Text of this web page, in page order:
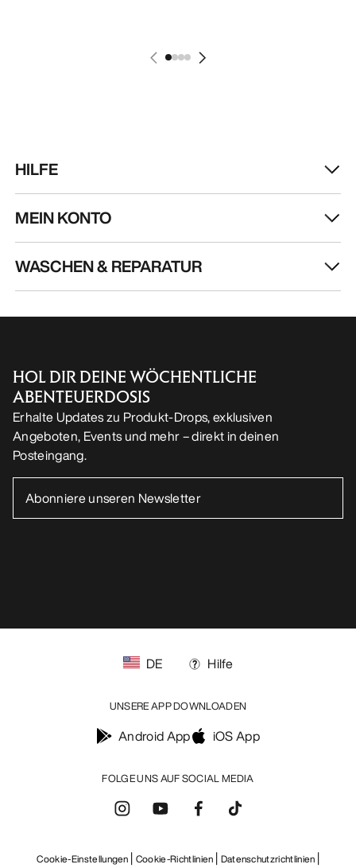
HILFE
MEIN KONTO
WASCHEN & REPARATUR
HOL DIR DEINE WÖCHENTLICHE
ABENTEUERDOSIS
Erhalte Updates zu Produkt-Drops, exklusiven
Angeboten, Events und mehr – direkt in deinen
Posteingang.
FOLGE UNS AUF SOCIAL MEDIA
DE Hilfe
UNSERE APP DOWNLOADEN
Android App iOS App
Cookie-Einstellungen Cookie-Richtlinien Datenschutzrichtlinien